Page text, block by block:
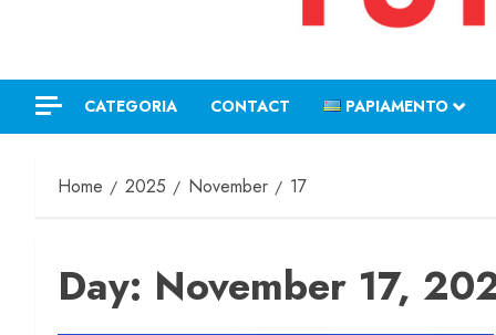
CATEGORIA CONTACT PAPIAMENTO
Home 2025 November 17
Day: November 17,